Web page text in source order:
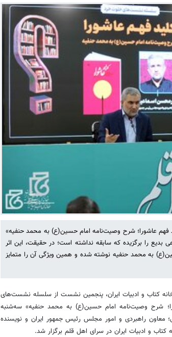
عاشورا؛ شرح وصیت‌نامه امام حسین(ع) به محمد حنفیه»
را برگزیده که سابقه نداشته است؛ در حقیقت، این اثر
به محمد حنفیه نوشته شده و همین ویژگی آن را متمایز
کتاب و ادبیات ایران، پنجمین نشست از سلسله نشست‌های
شرح وصیت‌نامه امام حسین(ع) به محمد حنفیه» سه‌شنبه
اسماعیلی؛ معاون راهبردی و امور مجلس رئیس ‌جمهور ایران و نویسنده
کتاب و ادبیات ایران در سرای اهل قلم برگزار شد.